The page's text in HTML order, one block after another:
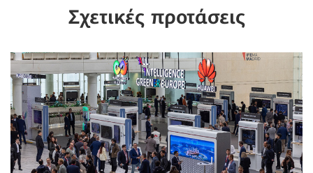
Σχετικές προτάσεις